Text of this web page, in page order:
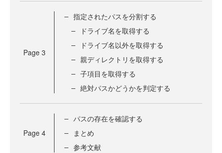
Page 3
指定されたパスを分割する
ドライブ名を取得する
ドライブ名以外を取得する
親ディレクトリを取得する
子項目を取得する
絶対パスかどうかを判定する
Page 4
パスの存在を確認する
まとめ
参考文献